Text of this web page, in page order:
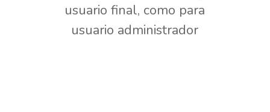
usuario final, como para
usuario administrador